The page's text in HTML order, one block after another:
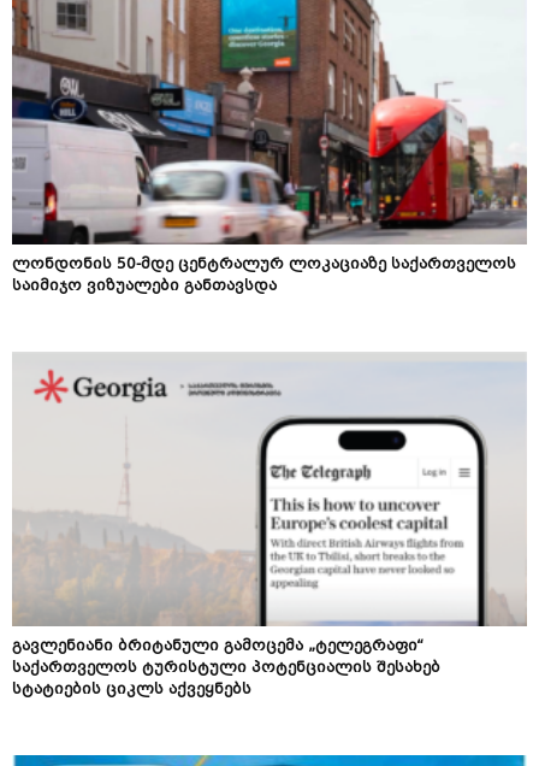
ლონდონის 50-მდე ცენტრალურ ლოკაციაზე საქართველოს
საიმიჯო ვიზუალები განთავსდა
გავლენიანი ბრიტანული გამოცემა „ტელეგრაფი“
საქართველოს ტურისტული პოტენციალის შესახებ
სტატიების ციკლს აქვეყნებს